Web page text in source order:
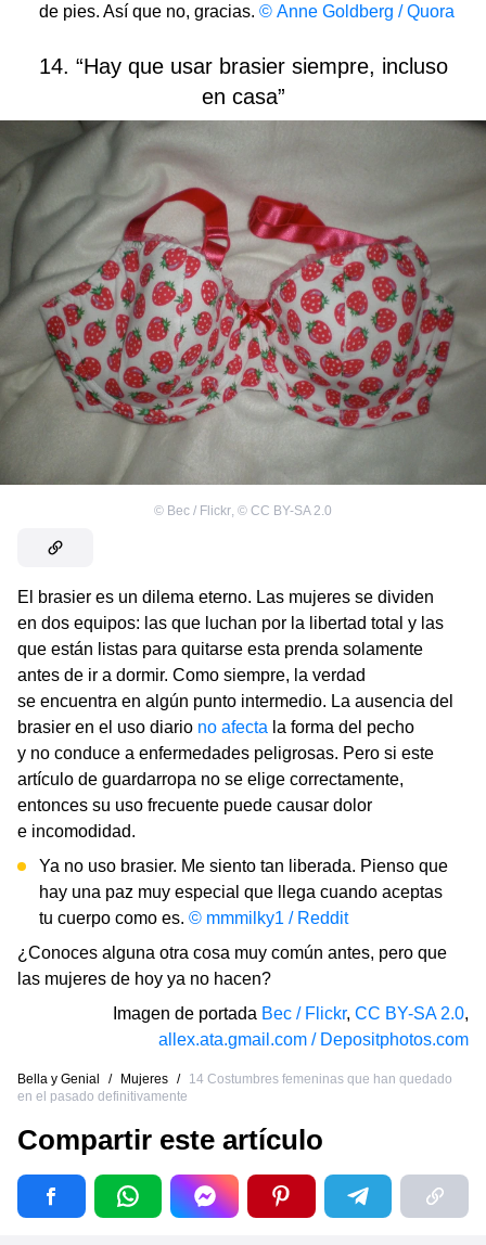
de pies. Así que no, gracias. © Anne Goldberg / Quora
14. “Hay que usar brasier siempre, incluso
en casa”
© Bec / Flickr © CC BY-SA 2.0
El brasier es un dilema eterno. Las mujeres se dividen
en dos equipos: las que luchan por la libertad total y las
que están listas para quitarse esta prenda solamente
antes de ir a dormir. Como siempre, la verdad
se encuentra en algún punto intermedio. La ausencia del
brasier en el uso diario no afecta la forma del pecho
y no conduce a enfermedades peligrosas. Pero si este
artículo de guardarropa no se elige correctamente,
entonces su uso frecuente puede causar dolor
e incomodidad.
Ya no uso brasier. Me siento tan liberada. Pienso que
hay una paz muy especial que llega cuando aceptas
tu cuerpo como es. © mmmilky1 / Reddit
¿Conoces alguna otra cosa muy común antes, pero que
las mujeres de hoy ya no hacen?
Imagen de portada Bec / Flickr, CC BY-SA 2.0,
allex.ata.gmail.com / Depositphotos.com
Bella y Genial / Mujeres /
14 Costumbres femeninas que han quedado
en el pasado definitivamente
Compartir este artículo